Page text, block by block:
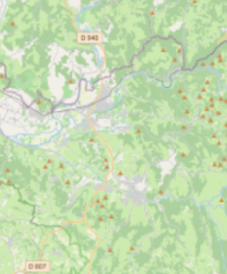
cette page au carnet